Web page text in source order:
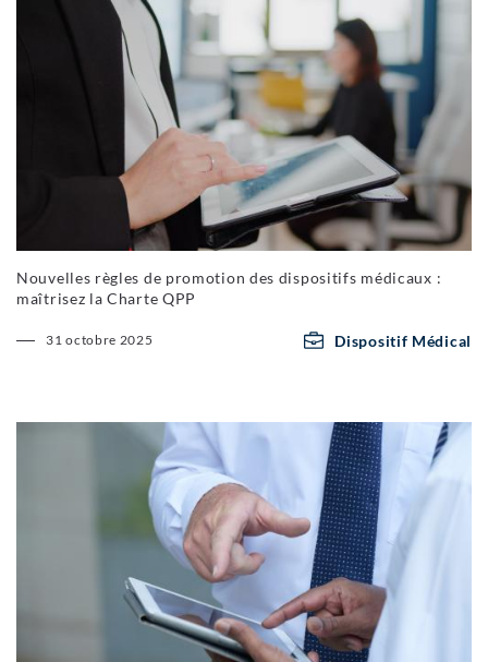
Nouvelles règles de promotion des dispositifs médicaux :
maîtrisez la Charte QPP
31 octobre 2025 Dispositif Médical